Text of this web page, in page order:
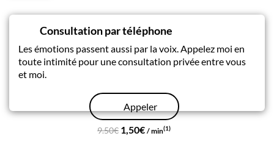
Consultation par téléphone
Les émotions passent aussi par la voix. Appelez moi en
toute intimité pour une consultation privée entre vous
et moi.
Appeler
9.50€ 1,50€ / min(1)